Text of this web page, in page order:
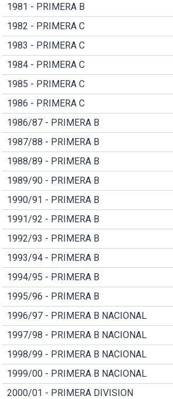
1981 - PRIMERA B
1982 - PRIMERA C
1983 - PRIMERA C
1984 - PRIMERA C
1985 - PRIMERA C
1986 - PRIMERA C
1986/87 - PRIMERA B
1987/88 - PRIMERA B
1988/89 - PRIMERA B
1989/90 - PRIMERA B
1990/91 - PRIMERA B
1991/92 - PRIMERA B
1992/93 - PRIMERA B
1993/94 - PRIMERA B
1994/95 - PRIMERA B
1995/96 - PRIMERA B
1996/97 - PRIMERA B NACIONAL
1997/98 - PRIMERA B NACIONAL
1998/99 - PRIMERA B NACIONAL
1999/00 - PRIMERA B NACIONAL
2000/01 - PRIMERA DIVISION